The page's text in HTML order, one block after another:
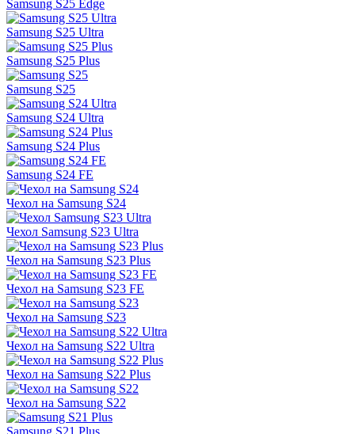
Samsung S25 Edge
Samsung S25 Ultra
Samsung S25 Plus
Samsung S25
Samsung S24 Ultra
Samsung S24 Plus
Samsung S24 FE
Чехол на Samsung S24
Чехол Samsung S23 Ultra
Чехол на Samsung S23 Plus
Чехол на Samsung S23 FE
Чехол на Samsung S23
Чехол на Samsung S22 Ultra
Чехол на Samsung S22 Plus
Чехол на Samsung S22
Samsung S21 Plus